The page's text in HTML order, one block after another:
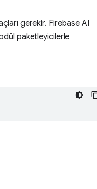
gerekir. Firebase AI
paketleyicilerle